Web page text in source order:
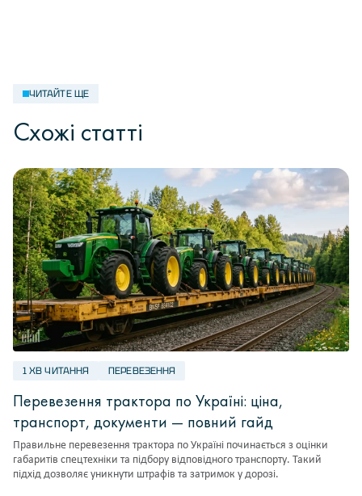
ЧИТАЙТЕ ЩЕ
Схожі статті
1 ХВ ЧИТАННЯ ПЕРЕВЕЗЕННЯ
Перевезення трактора по Україні: ціна,
транспорт, документи — повний гайд
Правильне перевезення трактора по Україні починається з оцінки
габаритів спецтехніки та підбору відповідного транспорту. Такий
підхід дозволяє уникнути штрафів та затримок у дорозі.